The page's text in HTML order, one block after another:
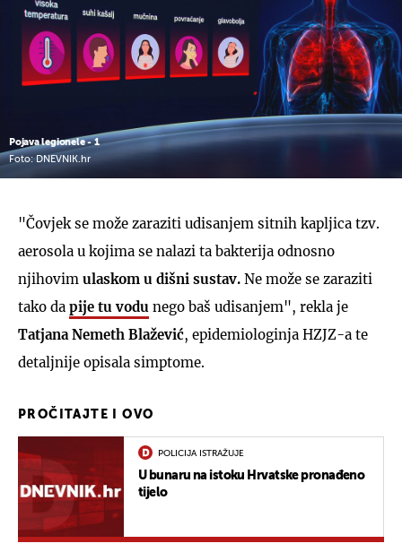
Pojava legionele - 1
Foto: DNEVNIK.hr
"Čovjek se može zaraziti udisanjem sitnih kapljica tzv.
aerosola u kojima se nalazi ta bakterija odnosno
njihovim ulaskom u dišni sustav. Ne može se zaraziti
tako da pije tu vodu nego baš udisanjem", rekla je
Tatjana Nemeth Blažević, epidemiologinja HZJZ-a te
detaljnije opisala simptome.
PROČITAJTE I OVO
POLICIJA ISTRAŽUJE
U bunaru na istoku Hrvatske pronađeno
tijelo